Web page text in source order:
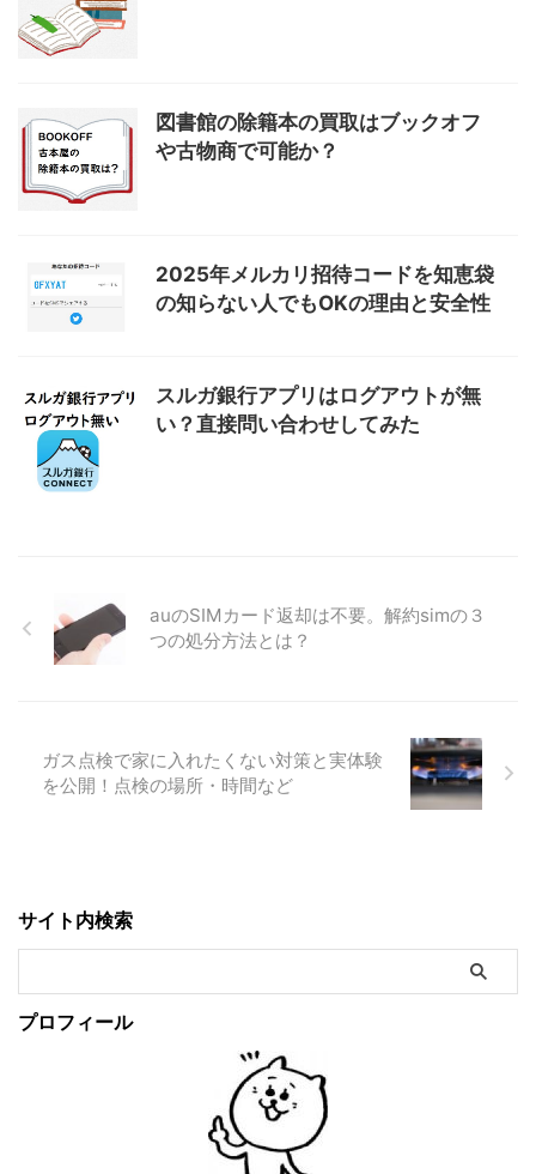
図書館の除籍本の買取はブックオフ
や古物商で可能か？
2025年メルカリ招待コードを知恵袋
の知らない人でもOKの理由と安全性
スルガ銀行アプリはログアウトが無
い？直接問い合わせしてみた
auのSIMカード返却は不要。解約simの３
つの処分方法とは？
ガス点検で家に入れたくない対策と実体験
を公開！点検の場所・時間など
サイト内検索
プロフィール